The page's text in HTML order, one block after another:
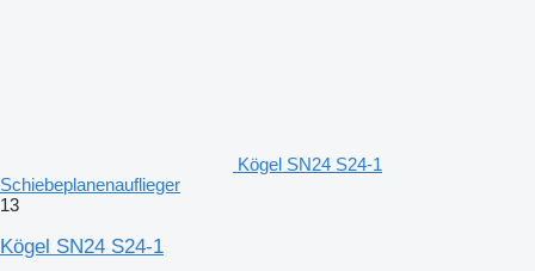
Kögel SN24 S24-1
Schiebeplanenauflieger
13
Kögel SN24 S24-1